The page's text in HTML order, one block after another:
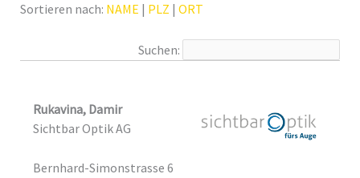
Sortieren nach: NAME | PLZ | ORT
Suchen:
Rukavina, Damir
Sichtbar Optik AG
Bernhard-Simonstrasse 6